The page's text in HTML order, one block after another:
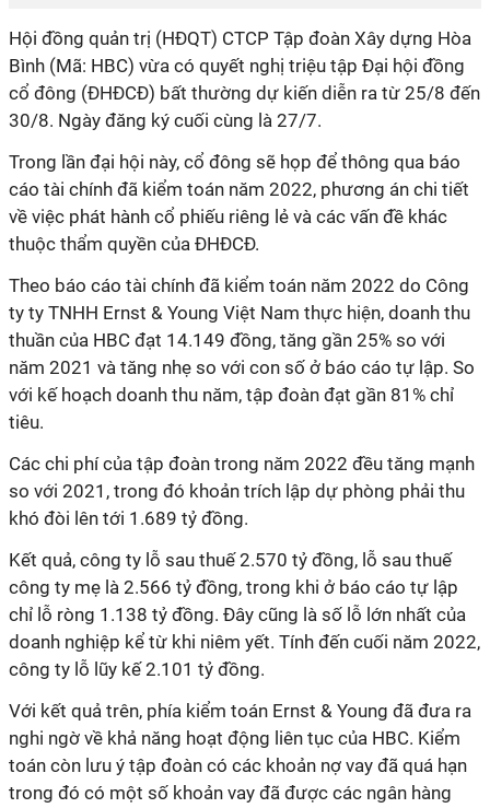
Hội đồng quản trị (HĐQT) CTCP Tập đoàn Xây dựng Hòa
Bình (Mã: HBC) vừa có quyết nghị triệu tập Đại hội đồng
cổ đông (ĐHĐCĐ) bất thường dự kiến diễn ra từ 25/8 đến
30/8. Ngày đăng ký cuối cùng là 27/7.
Trong lần đại hội này, cổ đông sẽ họp để thông qua báo
cáo tài chính đã kiểm toán năm 2022, phương án chi tiết
về việc phát hành cổ phiếu riêng lẻ và các vấn đề khác
thuộc thẩm quyền của ĐHĐCĐ.
Theo báo cáo tài chính đã kiểm toán năm 2022 do Công
ty ty TNHH Ernst & Young Việt Nam thực hiện, doanh thu
thuần của HBC đạt 14.149 đồng, tăng gần 25% so với
năm 2021 và tăng nhẹ so với con số ở báo cáo tự lập. So
với kế hoạch doanh thu năm, tập đoàn đạt gần 81% chỉ
tiêu.
Các chi phí của tập đoàn trong năm 2022 đều tăng mạnh
so với 2021, trong đó khoản trích lập dự phòng phải thu
khó đòi lên tới 1.689 tỷ đồng.
Kết quả, công ty lỗ sau thuế 2.570 tỷ đồng, lỗ sau thuế
công ty mẹ là 2.566 tỷ đồng, trong khi ở báo cáo tự lập
chỉ lỗ ròng 1.138 tỷ đồng. Đây cũng là số lỗ lớn nhất của
doanh nghiệp kể từ khi niêm yết. Tính đến cuối năm 2022,
công ty lỗ lũy kế 2.101 tỷ đồng.
Với kết quả trên, phía kiểm toán Ernst & Young đã đưa ra
nghi ngờ về khả năng hoạt động liên tục của HBC. Kiểm
toán còn lưu ý tập đoàn có các khoản nợ vay đã quá hạn
trong đó có một số khoản vay đã được các ngân hàng